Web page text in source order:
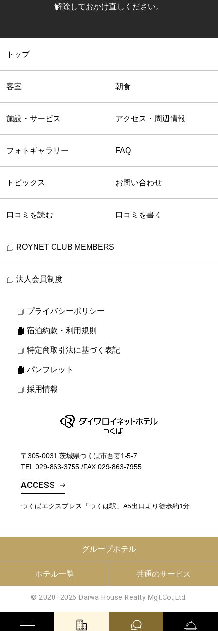
解除しておかけ直しください。
トップ
客室 朝食
施設・サービス アクセス・周辺情報
フォトギャラリー FAQ
トピックス お問い合わせ
口コミを読む 口コミを書く
ROYNET CLUB MEMBERS
法人会員制度
プライバシーポリシー
宿泊約款・利用規則
特定商取引法に基づく表記
パンフレット
採用情報
〒305-0031 茨城県つくば市吾妻1-5-7
TEL. 029-863-3755 /FAX.029-863-7955
ACCESS
つくばエクスプレス「つくば駅」A5出口より徒歩約1分
グループホテル
ホテル一覧 共通のサービス
© 2020–2026 Daiwa House Realty Mgt.Co.,Ltd.